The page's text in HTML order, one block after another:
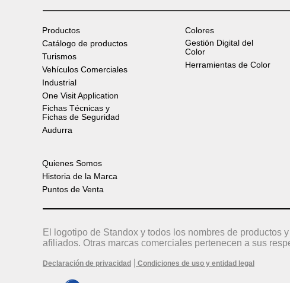
Productos
Catálogo de productos
Turismos
Vehículos Comerciales
Industrial
One Visit Application
Fichas Técnicas y
Fichas de Seguridad
Audurra
Colores
Gestión Digital del
Color
Herramientas de Color
Quienes Somos
Historia de la Marca
Puntos de Venta
El logotipo de Standox y todos los nombres de productos
afiliados. Otras marcas comerciales pertenecen a sus
Declaración de privacidad Condiciones de uso y entidad legal